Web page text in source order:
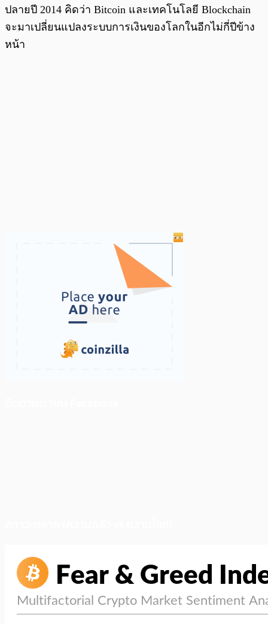
ปลายปี 2014 คิดว่า Bitcoin และเทคโนโลยี Blockchain
จะมาเปลี่ยนแปลงระบบการเงินของโลกในอีกไม่กี่ปีข้าง
หน้า